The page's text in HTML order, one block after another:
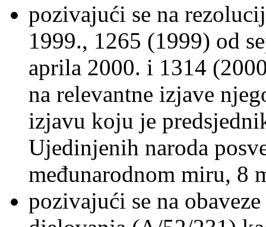
pozivajući se na
1999., 1265 (1999) od
aprila 2000. i 1314
na relevantne izjave
izjavu koju je
Ujedinjenih naroda
međunarodnom miru, 8
pozivajući se na